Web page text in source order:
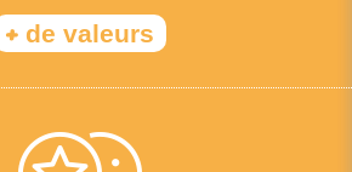
+ de valeurs